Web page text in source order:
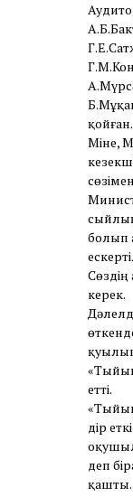
қойған.
Міне,
болып
Сөздің
керек.
етті.
дір
деп
қашты.